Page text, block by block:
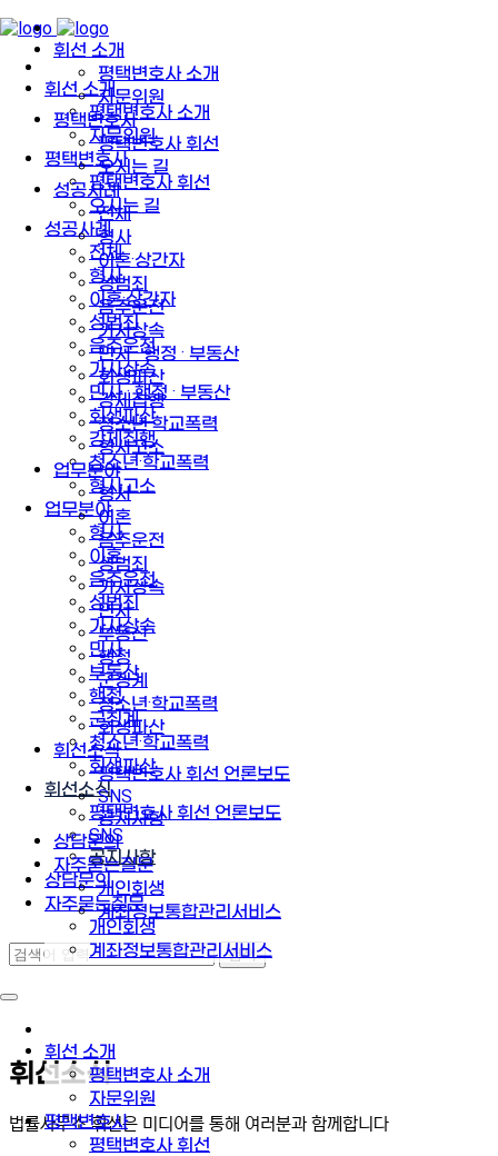
휘선 소개
평택변호사 소개
자문위원
평택변호사
평택변호사 휘선
오시는 길
성공사례
전체
형사
이혼·상간자
성범죄
음주운전
가사상속
민사 · 행정 · 부동산
회생파산
강제집행
청소년·학교폭력
형사고소
업무분야
형사
이혼
음주운전
성범죄
가사상속
민사
부동산
행정
군징계
청소년·학교폭력
회생파산
휘선소식
평택변호사 휘선 언론보도
SNS
공지사항
상담문의
자주묻는질문
개인회생
계좌정보통합관리서비스
휘선 소개
평택변호사 소개
자문위원
평택변호사
평택변호사 휘선
휘선 소개
평택변호사 소개
자문위원
평택변호사
평택변호사 휘선
오시는 길
성공사례
전체
형사
이혼·상간자
성범죄
음주운전
가사상속
민사 · 행정 · 부동산
회생파산
강제집행
청소년·학교폭력
형사고소
업무분야
형사
이혼
음주운전
성범죄
가사상속
민사
부동산
행정
군징계
청소년·학교폭력
회생파산
휘선소식
평택변호사 휘선 언론보도
SNS
공지사항
상담문의
자주묻는질문
개인회생
계좌정보통합관리서비스
휘선소식
법률사무소 휘선은 미디어를 통해 여러분과 함께합니다